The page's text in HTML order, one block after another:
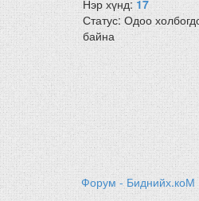
Нэр хүнд:17
Статус:Одоо
байна
Форум - Биднийх.коМ